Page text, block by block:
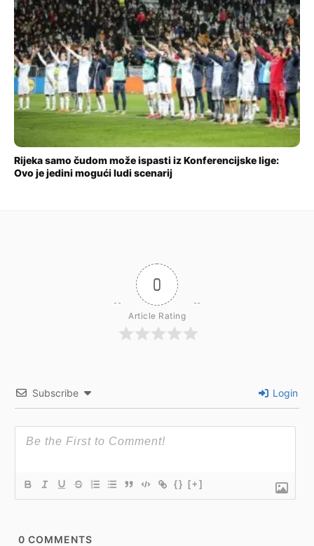
Rijeka samo čudom može ispasti iz Konferencijske lige:
Ovo je jedini mogući ludi scenarij
0
Article Rating
Subscribe Login
{} [+]
0 COMMENTS